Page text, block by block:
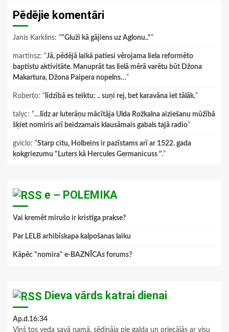
Pēdējie komentāri
Janis Karklins: “"Gluži kā gājiens uz Aglonu.."”
martinsz: “Jā, pēdējā laikā patiesi vērojama liela reformēto
baptistu aktivitāte. Manuprāt tas lielā mērā varētu būt Džona
Makartura, Džona Paipera nopelns…”
Roberto: “ līdzībā es teiktu: .. suņi rej, bet karavāna iet tālāk.”
talyc: “…līdz ar luterāņu mācītāja Ulda Rožkalna aiziešanu mūžībā
šķiet nomiris arī beidzamais klausāmais gabals tajā radio”
gviclo: “Starp citu, Holbeins ir pazīstams arī ar 1522. gada
kokgriezumu "Luters kā Hercules Germanicuss ".”
e – POLEMIKA
Vai kremēt mirušo ir kristīga prakse?
Par LELB arhibīskapa kalpošanas laiku
Kāpēc "nomira" e-BAZNĪCAs forums?
Dieva vārds katrai dienai
Ap.d.16:34
Viņš tos veda savā namā, sēdināja pie galda un priecājās ar visu